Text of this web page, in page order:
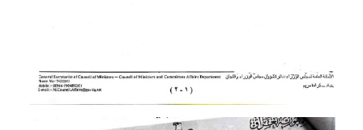
المرحلة الاعدادية
كتب مدرسية